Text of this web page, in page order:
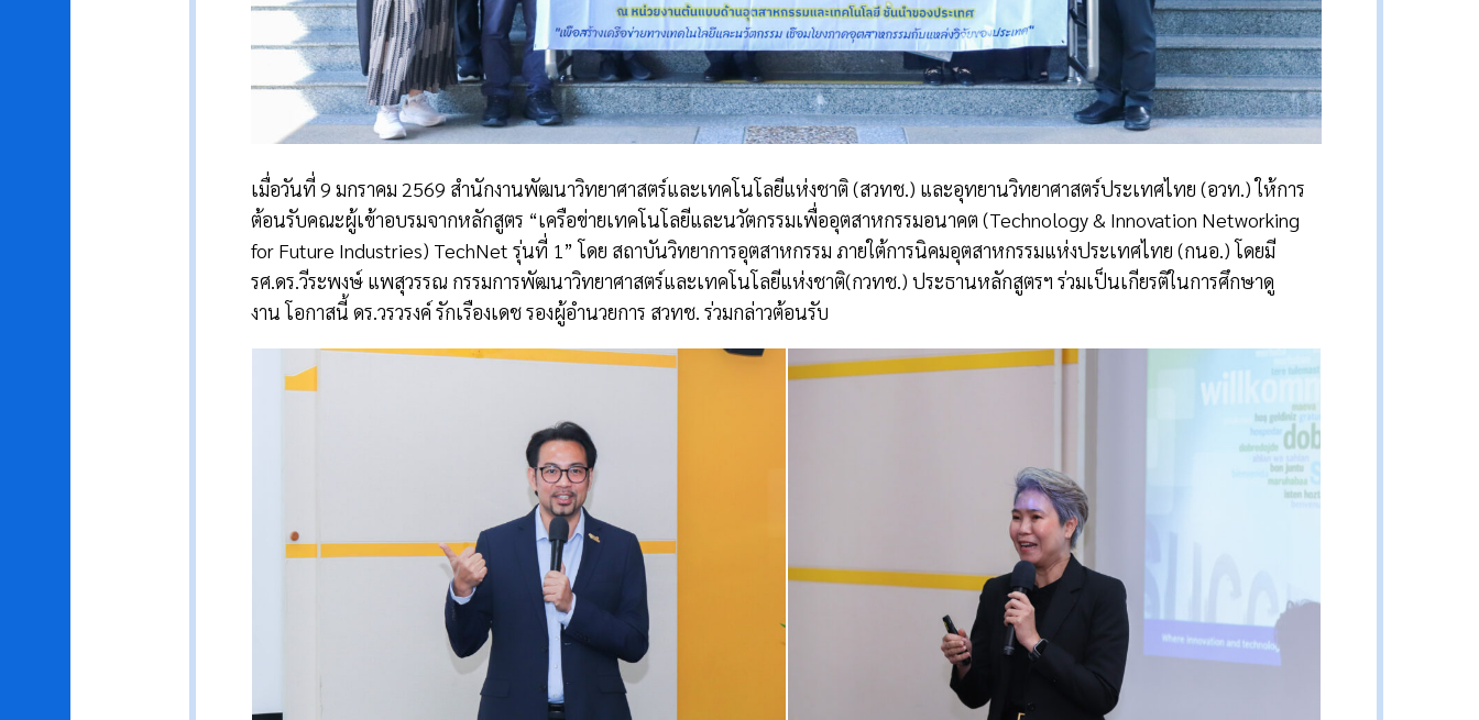
เมื่อวันที่ 9 มกราคม 2569 สำนักงานพัฒนาวิทยาศาสตร์และเทคโนโลยีแห่งชาติ (สวทช.) และอุทยานวิทยาศาสตร์ประเทศไทย (อวท.) ให้การ
ต้อนรับคณะผู้เข้าอบรมจากหลักสูตร “เครือข่ายเทคโนโลยีและนวัตกรรมเพื่ออุตสาหกรรมอนาคต (Technology & Innovation Networking
for Future Industries) TechNet รุ่นที่ 1” โดย สถาบันวิทยาการอุตสาหกรรม ภายใต้การนิคมอุตสาหกรรมแห่งประเทศไทย (กนอ.) โดยมี
รศ.ดร.วีระพงษ์ แพสุวรรณ กรรมการพัฒนาวิทยาศาสตร์และเทคโนโลยีแห่งชาติ(กวทช.) ประธานหลักสูตรฯ ร่วมเป็นเกียรติในการศึกษาดู
งาน โอกาสนี้ ดร.วรวรงค์ รักเรืองเดช รองผู้อำนวยการ สวทช. ร่วมกล่าวต้อนรับ